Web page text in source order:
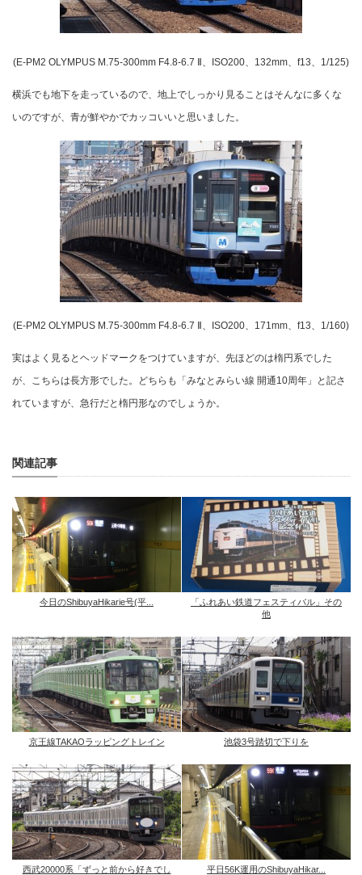
(E-PM2 OLYMPUS M.75-300mm F4.8-6.7 Ⅱ、ISO200、132mm、f13、1/125)
横浜でも地下を走っているので、地上でしっかり見ることはそんなに多くな
いのですが、青が鮮やかでカッコいいと思いました。
(E-PM2 OLYMPUS M.75-300mm F4.8-6.7 Ⅱ、ISO200、171mm、f13、1/160)
実はよく見るとヘッドマークをつけていますが、先ほどのは楕円系でした
が、こちらは長方形でした。どちらも「みなとみらい線 開通10周年」と記さ
れていますが、急行だと楕円形なのでしょうか。
関連記事
今日のShibuyaHikarie号(平...
「ふれあい鉄道フェスティバル」その
他
京王線TAKAOラッピングトレイン 池袋3号踏切で下りを
西武20000系「ずっと前から好きでし
平日56K運用のShibuyaHikar...